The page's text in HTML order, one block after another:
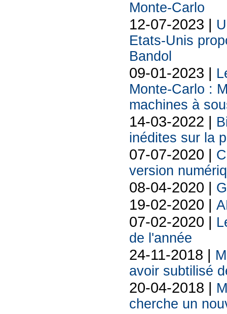
Monte-Carlo
12-07-2023 |
Etats-Unis
Bandol
09-01-2023 |
Monte-Carlo :
machines à
14-03-2022 |
inédites sur la
07-07-2020 |
version
08-04-2020 |
19-02-2020 |
07-02-2020 |
de l'année
24-11-2018 |
avoir subtilisé
20-04-2018 |
cherche un